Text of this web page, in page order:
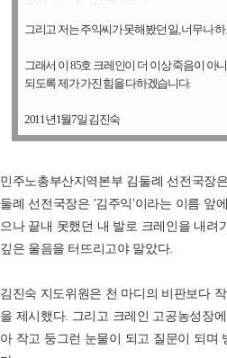
그리고 저는 주익씨가 못해봤던 일, 너무나
그래서 이 85호 크레인이 더 이상 죽음이 아
되도록 제가 가진 힘을 다하겠습니다.
2011년1월7일 김진숙
민주노총부산지역본부 김둘례 선전국장
둘례 선전국장은 '김주익'이라는 이름 앞
으나 끝내 못했던 내 발로 크레인을 내
깊은 울음을 터뜨리고야 말았다.
김진숙 지도위원은 천 마디의 비판보다
을 제시했다. 그리고 크레인 고공농성장
아 작고 둥그런 눈물이 되고 질문이 되며